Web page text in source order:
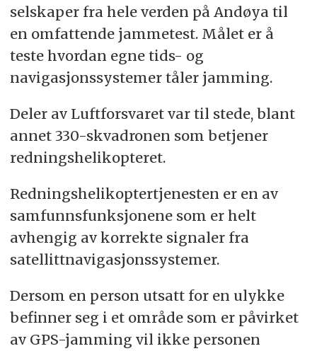
selskaper fra hele verden på Andøya til
en omfattende jammetest. Målet er å
teste hvordan egne tids- og
navigasjonssystemer tåler jamming.
Deler av Luftforsvaret var til stede, blant
annet 330-skvadronen som betjener
redningshelikopteret.
Redningshelikoptertjenesten er en av
samfunnsfunksjonene som er helt
avhengig av korrekte signaler fra
satellittnavigasjonssystemer.
Dersom en person utsatt for en ulykke
befinner seg i et område som er påvirket
av GPS-jamming vil ikke personen